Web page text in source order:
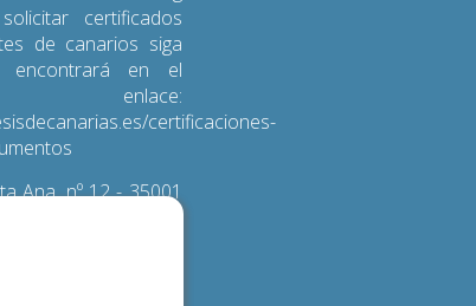
certificados
de canarios siga
en el
enlace:
certificaciones-
Ana, nº 12 - 35001